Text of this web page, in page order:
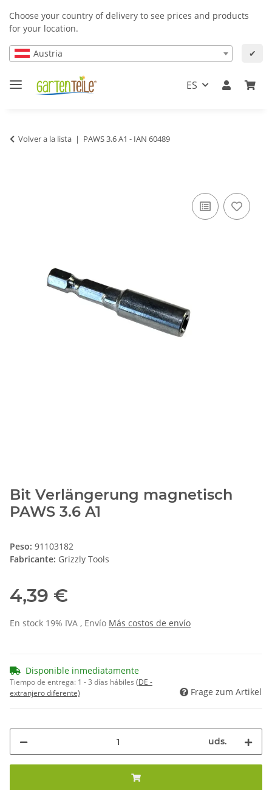
Choose your country of delivery to see prices and products
for your location.
Austria ✔
ES
Volver a la lista PAWS 3.6 A1 - IAN 60489
Bit Verlängerung magnetisch
PAWS 3.6 A1
Peso: 91103182
Fabricante: Grizzly Tools
4,39 €
En stock 19% IVA , Envío Más costos de envío
Disponible inmediatamente
Tiempo de entrega: 1 - 3 días hábiles (DE -
extranjero diferente)
Frage zum Artikel
uds.